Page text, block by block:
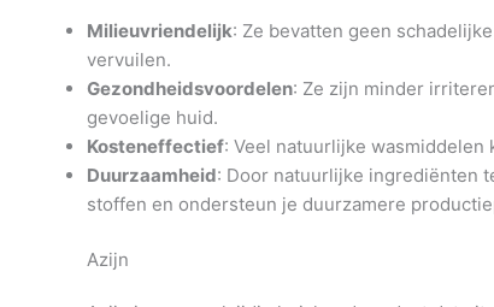
Milieuvriendelijk: Ze bevatten geen
vervuilen.
Gezondheidsvoordelen: Ze zijn minder
gevoelige huid.
Kosteneffectief: Veel natuurlijke
Duurzaamheid: Door natuurlijke ingrediënten
stoffen en ondersteun je duurzamere
Azijn